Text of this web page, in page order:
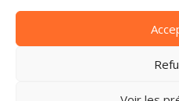
Connexion